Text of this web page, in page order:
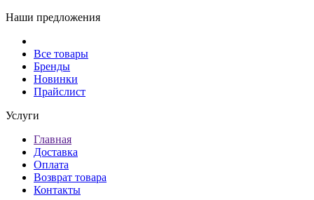
Наши предложения
Все товары
Бренды
Новинки
Прайслист
Услуги
Главная
Доставка
Оплата
Возврат товара
Контакты